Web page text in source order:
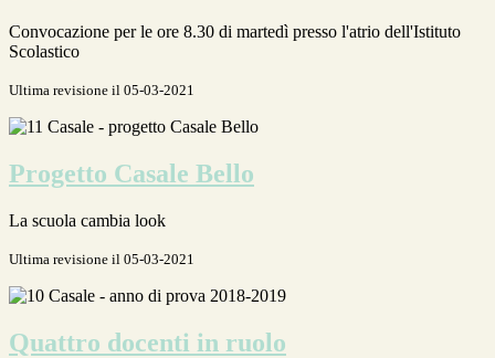
Convocazione per le ore 8.30 di martedì presso l'atrio dell'Istituto
Scolastico
Ultima revisione il 05-03-2021
Progetto Casale Bello
La scuola cambia look
Ultima revisione il 05-03-2021
Quattro docenti in ruolo